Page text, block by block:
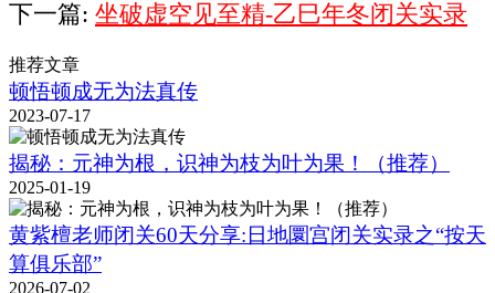
下一篇: 坐破虚空见至精-乙巳年冬闭关实录
推荐文章
顿悟顿成无为法真传
2023-07-17
揭秘：元神为根，识神为枝为叶为果！（推荐）
2025-01-19
黄紫檀老师闭关60天分享:日地圜宫闭关实录之“按天
算俱乐部”
2026-07-02